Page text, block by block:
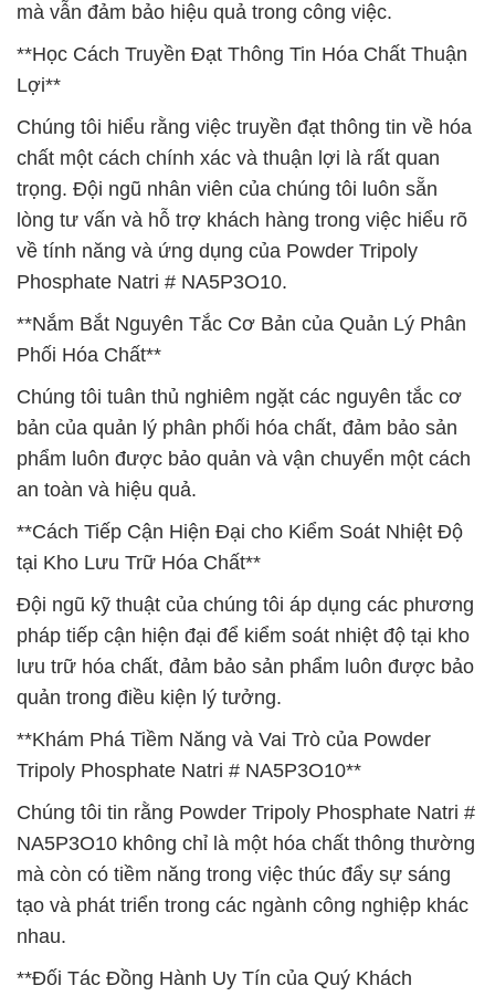
mà vẫn đảm bảo hiệu quả trong công việc.
**Học Cách Truyền Đạt Thông Tin Hóa Chất Thuận
Lợi**
Chúng tôi hiểu rằng việc truyền đạt thông tin về hóa
chất một cách chính xác và thuận lợi là rất quan
trọng. Đội ngũ nhân viên của chúng tôi luôn sẵn
lòng tư vấn và hỗ trợ khách hàng trong việc hiểu rõ
về tính năng và ứng dụng của Powder Tripoly
Phosphate Natri # NA5P3O10.
**Nắm Bắt Nguyên Tắc Cơ Bản của Quản Lý Phân
Phối Hóa Chất**
Chúng tôi tuân thủ nghiêm ngặt các nguyên tắc cơ
bản của quản lý phân phối hóa chất, đảm bảo sản
phẩm luôn được bảo quản và vận chuyển một cách
an toàn và hiệu quả.
**Cách Tiếp Cận Hiện Đại cho Kiểm Soát Nhiệt Độ
tại Kho Lưu Trữ Hóa Chất**
Đội ngũ kỹ thuật của chúng tôi áp dụng các phương
pháp tiếp cận hiện đại để kiểm soát nhiệt độ tại kho
lưu trữ hóa chất, đảm bảo sản phẩm luôn được bảo
quản trong điều kiện lý tưởng.
**Khám Phá Tiềm Năng và Vai Trò của Powder
Tripoly Phosphate Natri # NA5P3O10**
Chúng tôi tin rằng Powder Tripoly Phosphate Natri #
NA5P3O10 không chỉ là một hóa chất thông thường
mà còn có tiềm năng trong việc thúc đẩy sự sáng
tạo và phát triển trong các ngành công nghiệp khác
nhau.
**Đối Tác Đồng Hành Uy Tín của Quý Khách